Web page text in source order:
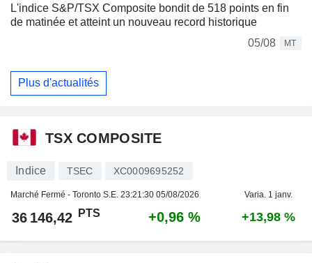
L'indice S&P/TSX Composite bondit de 518 points en fin
de matinée et atteint un nouveau record historique
05/08
MT
Plus d'actualités
TSX COMPOSITE
Indice TSEC XC0009695252
Marché Fermé - Toronto S.E. 23:21:30 05/08/2026 Varia. 1 janv.
36 146,42 PTS +0,96 % +13,98 %